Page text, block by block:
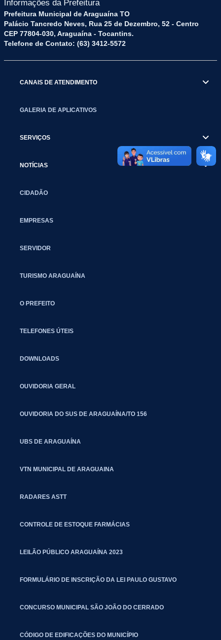
Informações da Prefeitura
Prefeitura Municipal de Araguaína TO
Palácio Tancredo Neves, Rua 25 de Dezembro, 52 - Centro
CEP 77804-030, Araguaína - Tocantins.
Telefone de Contato: (63) 3412-5572
CANAIS DE ATENDIMENTO
GALERIA DE APLICATIVOS
SERVIÇOS
NOTÍCIAS
CIDADÃO
EMPRESAS
SERVIDOR
TURISMO ARAGUAÍNA
O PREFEITO
TELEFONES ÚTEIS
DOWNLOADS
OUVIDORIA GERAL
OUVIDORIA DO SUS DE ARAGUAÍNA/TO 156
UBS DE ARAGUAÍNA
VTN MUNICIPAL DE ARAGUAINA
RADARES ASTT
CONTROLE DE ESTOQUE FARMÁCIAS
LEILÃO PÚBLICO ARAGUAÍNA 2023
FORMULÁRIO DE INSCRIÇÃO DA LEI PAULO GUSTAVO
CONCURSO MUNICIPAL SÃO JOÃO DO CERRADO
CÓDIGO DE EDIFICAÇÕES DO MUNICÍPIO